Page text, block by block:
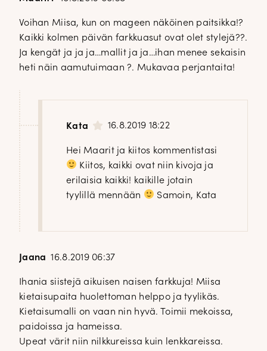
Voihan Miisa, kun on mageen näköinen paitsikka!?
Kaikki kolmen päivän farkkuasut ovat olet stylejä??.
Ja kengät ja ja ja…mallit ja ja…ihan menee sekaisin
heti näin aamutuimaan ?. Mukavaa perjantaita!
Kata 16.8.2019 18:22
Hei Maarit ja kiitos kommentistasi
Kiitos, kaikki ovat niin kivoja ja
erilaisia kaikki! kaikille jotain
tyylillä mennään
Samoin, Kata
Jaana 16.8.2019 06:37
Ihania siistejä aikuisen naisen farkkuja! Miisa
kietaisupaita huolettoman helppo ja tyylikäs.
Kietaisumalli on vaan nin hyvä. Toimii mekoissa,
paidoissa ja hameissa.
Upeat värit niin nilkkureissa kuin lenkkareissa.